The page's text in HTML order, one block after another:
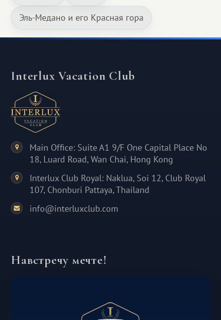
Эль-Медано и его Красная гора
Interlux Vacation Club
Main Office: Suite A1 9/F One Capital Place No
18, Luard Road, Wan Chai, Hong Kong
Interlux Club Royal: Naklua, Soi 12, Club Royal
107, Chonburi Pattaya, Thailand
info@interluxclub.com
Навстречу мечте!